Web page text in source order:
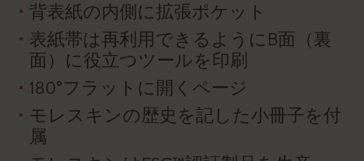
背表紙の内側に拡張ポケット
表紙帯は再利用できるようにB面（裏
面）に役立つツールを印刷
180°フラットに開くページ
モレスキンの歴史を記した小冊子を付
属